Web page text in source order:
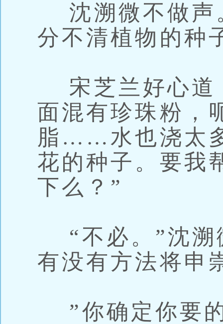
沈溯微不做声
分不清植物的种
宋芝兰好心道
面混有珍珠粉，
脂……水也浇太
花的种子。要我
下么？”
“不必。”沈溯
有没有方法将申
”你确定你要